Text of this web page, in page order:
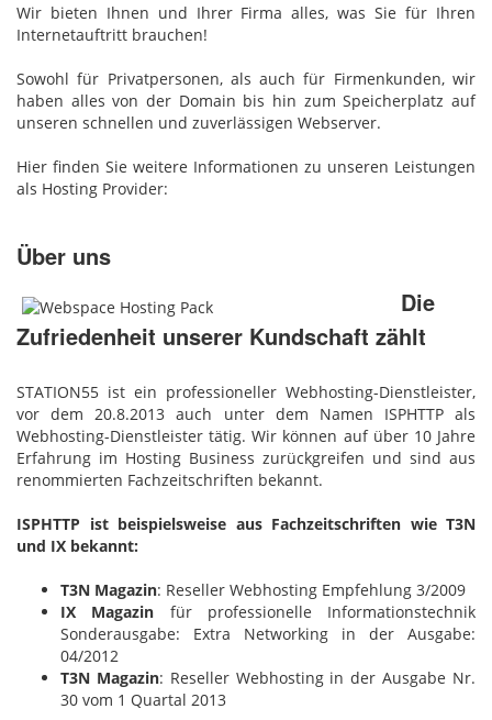
Wir bieten Ihnen und Ihrer Firma alles, was Sie für Ihren
Internetauftritt brauchen!
Sowohl für Privatpersonen, als auch für Firmenkunden, wir
haben alles von der Domain bis hin zum Speicherplatz auf
unseren schnellen und zuverlässigen Webserver.
Hier finden Sie weitere Informationen zu unseren Leistungen
als Hosting Provider:
Über uns
Die
Zufriedenheit unserer Kundschaft zählt
STATION55 ist ein professioneller Webhosting-Dienstleister,
vor dem 20.8.2013 auch unter dem Namen ISPHTTP als
Webhosting-Dienstleister tätig. Wir können auf über 10 Jahre
Erfahrung im Hosting Business zurückgreifen und sind aus
renommierten Fachzeitschriften bekannt.
ISPHTTP ist beispielsweise aus Fachzeitschriften wie T3N
und IX bekannt:
T3N Magazin: Reseller Webhosting Empfehlung 3/2009
IX Magazin für professionelle Informationstechnik
Sonderausgabe: Extra Networking in der Ausgabe:
04/2012
T3N Magazin: Reseller Webhosting in der Ausgabe Nr.
30 vom 1 Quartal 2013